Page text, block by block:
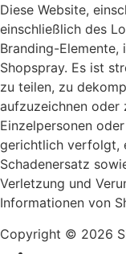
Diese Website,
einschließlich des
Branding-Elemente,
Shopspray. Es ist
zu teilen, zu
aufzuzeichnen oder
Einzelpersonen
gerichtlich verfolgt,
Schadenersatz
Verletzung und
Informationen von
Copyright © 2026